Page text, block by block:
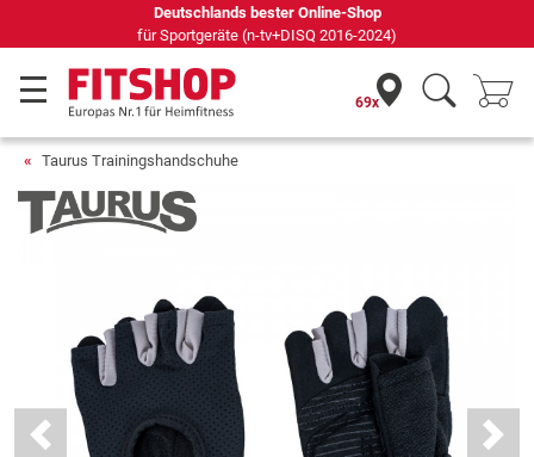
Seit 42 Jahren Ihr Experte für Heimfitness
69x
Taurus Trainingshandschuhe
Previous Next